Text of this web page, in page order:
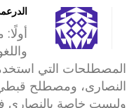
المصطلحات التي
النصارى، ومصطلح
وليست خاصة بالنصارى